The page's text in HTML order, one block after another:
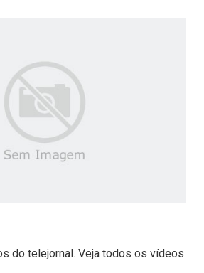
do telejornal. Veja todos os vídeos